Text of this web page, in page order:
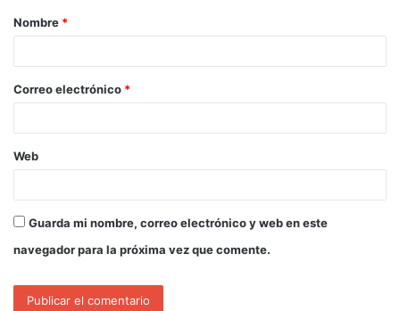
Nombre *
Correo electrónico *
Web
Guarda mi nombre, correo electrónico y web en este
navegador para la próxima vez que comente.